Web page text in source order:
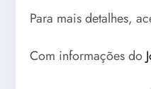
Para mais detalhes,
Com informações do